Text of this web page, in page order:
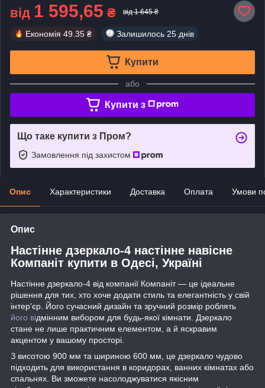
від 1 595,65 ₴ від 1 645 ₴
Економія 49.35 ₴ Залишилось 25 днів
Купити
або
Купити з
Що таке купити з Пром?
Замовлення під захистом
Опис Характеристики Доставка Оплата Умови
Опис
Настінне дзеркало-4 настінне навісне
Компаніт купити в Одесі, Україні
Настінне дзеркало-4 від компанії Компаніт — це ідеальне
рішення для тих, хто хоче додати стиль та елегантність у свій
інтер'єр. Його сучасний дизайн та зручний розмір роблять
його відмінним вибором для будь-якої кімнати. Дзеркало
стане не лише практичним елементом, а й яскравим
акцентом у вашому просторі.
З висотою 900 мм та шириною 600 мм, це дзеркало чудово
підходить для використання в коридорах, ванних кімнатах або
спальнях. Ви зможете насолоджуватися якісним